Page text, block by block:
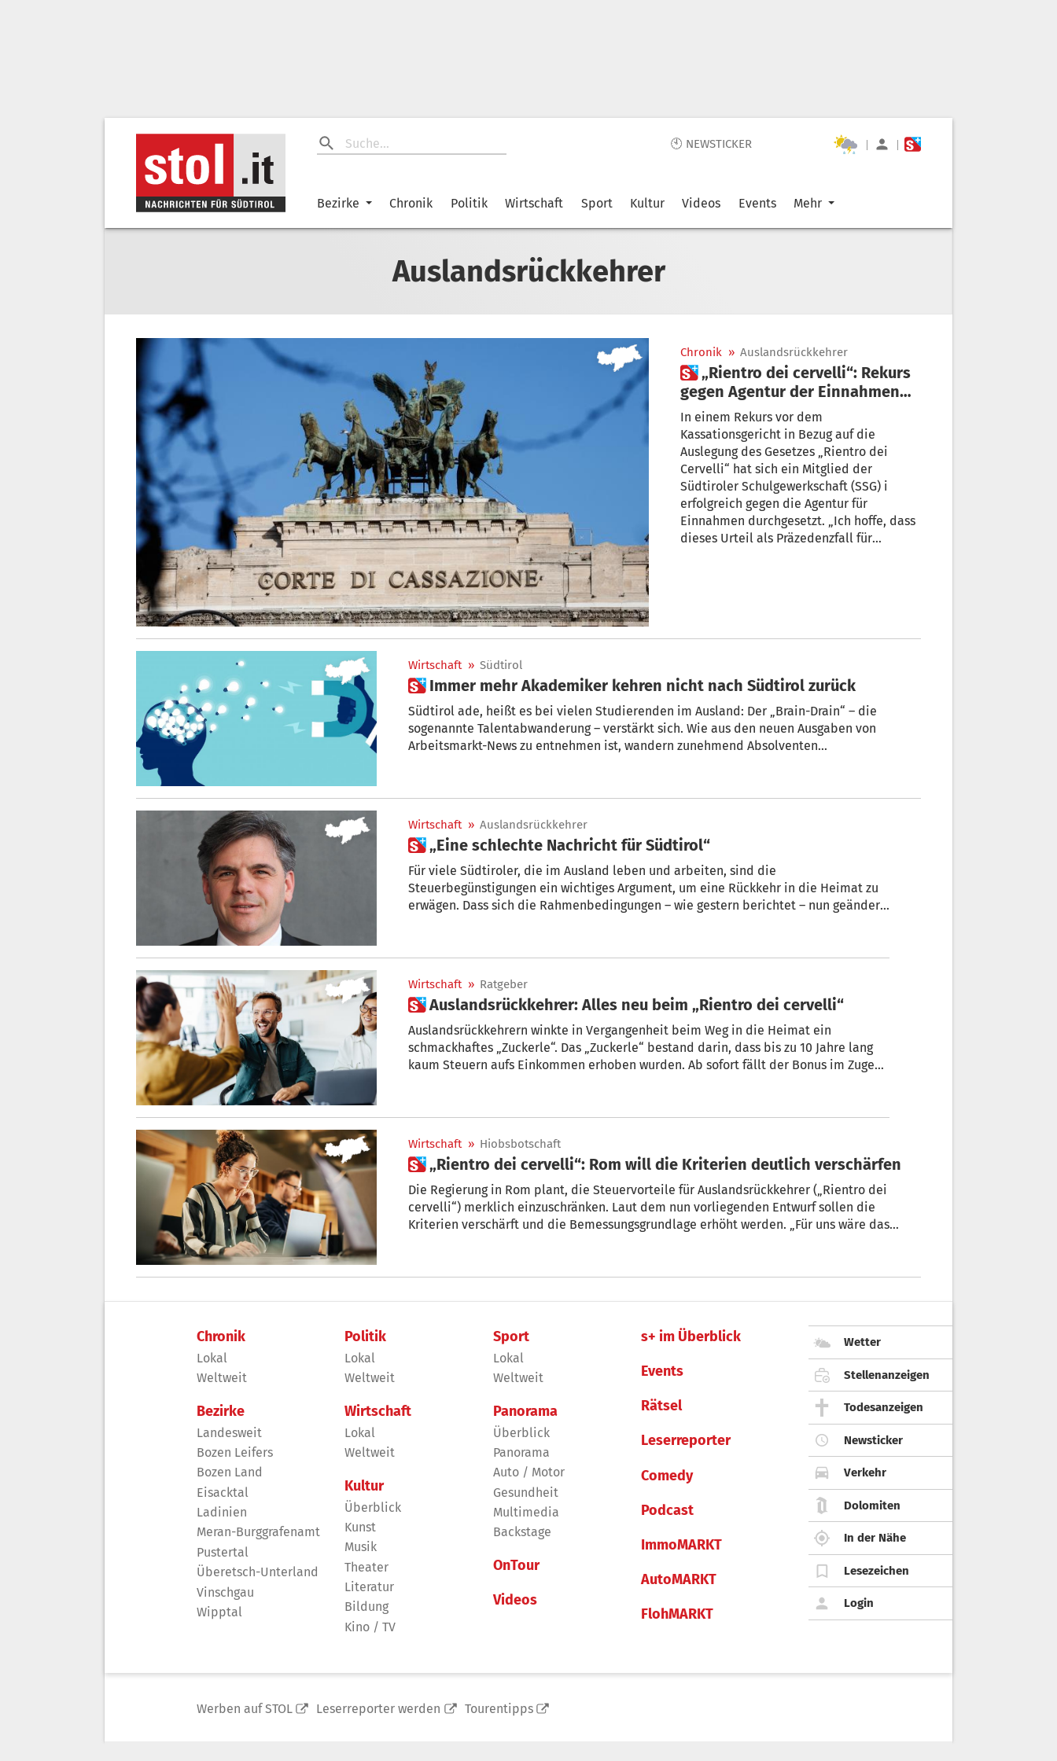
🕙 NEWSTICKER | |
Bezirke Chronik Politik Wirtschaft Sport Kultur Videos Events Mehr
Auslandsrückkehrer
Chronik » Auslandsrückkehrer
 „Rientro dei cervelli“: Rekurs
gegen Agentur der Einnahmen
erfolgreich
In einem Rekurs vor dem
Kassationsgericht in Bezug auf die
Auslegung des Gesetzes „Rientro dei
Cervelli“ hat sich ein Mitglied der
Südtiroler Schulgewerkschaft (SSG) i
erfolgreich gegen die Agentur für
Einnahmen durchgesetzt. „Ich hoffe, dass
dieses Urteil als Präzedenzfall für
Wirtschaft » Südtirol
 Immer mehr Akademiker kehren nicht nach Südtirol zurück
Südtirol ade, heißt es bei vielen Studierenden im Ausland: Der „Brain-Drain“ – die
sogenannte Talentabwanderung – verstärkt sich. Wie aus den neuen Ausgaben von
Arbeitsmarkt-News zu entnehmen ist, wandern zunehmend Absolventen
Wirtschaft » Auslandsrückkehrer
 „Eine schlechte Nachricht für Südtirol“
Für viele Südtiroler, die im Ausland leben und arbeiten, sind die
Steuerbegünstigungen ein wichtiges Argument, um eine Rückkehr in die Heimat zu
erwägen. Dass sich die Rahmenbedingungen – wie gestern berichtet – nun geändert
Arbeitsstandort Südtirol“.
Wirtschaft » Ratgeber
 Auslandsrückkehrer: Alles neu beim „Rientro dei cervelli“
Auslandsrückkehrern winkte in Vergangenheit beim Weg in die Heimat ein
schmackhaftes „Zuckerle“. Das „Zuckerle“ bestand darin, dass bis zu 10 Jahre lang
kaum Steuern aufs Einkommen erhoben wurden. Ab sofort fällt der Bonus im Zuge
Wirtschaft » Hiobsbotschaft
 „Rientro dei cervelli“: Rom will die Kriterien deutlich verschärfen
Die Regierung in Rom plant, die Steuervorteile für Auslandsrückkehrer („Rientro dei
cervelli“) merklich einzuschränken. Laut dem nun vorliegenden Entwurf sollen die
Kriterien verschärft und die Bemessungsgrundlage erhöht werden. „Für uns wäre das
Chronik
Lokal
Weltweit
Bezirke
Landesweit
Bozen Leifers
Bozen Land
Eisacktal
Ladinien
Meran-Burggrafenamt
Pustertal
Überetsch-Unterland
Vinschgau
Wipptal
Politik
Lokal
Weltweit
Wirtschaft
Lokal
Weltweit
Kultur
Überblick
Kunst
Musik
Theater
Literatur
Bildung
Kino / TV
Sport
Lokal
Weltweit
Panorama
Überblick
Panorama
Auto / Motor
Gesundheit
Multimedia
Backstage
OnTour
Videos
s+ im Überblick
Events
Rätsel
Leserreporter
Comedy
Podcast
ImmoMARKT
AutoMARKT
FlohMARKT
Wetter
Stellenanzeigen
Todesanzeigen
Newsticker
Verkehr
Dolomiten
In der Nähe
Lesezeichen
Login
Werben auf STOL Leserreporter werden Tourentipps